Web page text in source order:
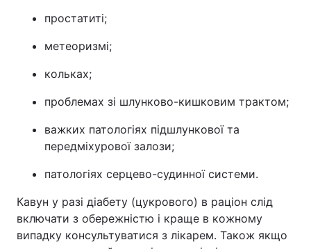
простатиті;
метеоризмі;
кольках;
проблемах зі шлунково-кишковим трактом;
важких патологіях підшлункової та
передміхурової залози;
патологіях серцево-судинної системи.
Кавун у разі діабету (цукрового) в раціон слід
включати з обережністю і краще в кожному
випадку консультуватися з лікарем. Також якщо